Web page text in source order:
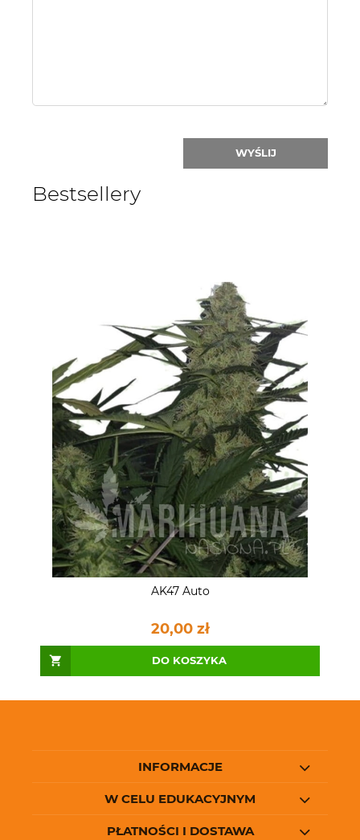
WYŚLIJ
Bestsellery
AK47 Auto
20,00 zł
DO KOSZYKA
INFORMACJE
W CELU EDUKACYJNYM
PŁATNOŚCI I DOSTAWA